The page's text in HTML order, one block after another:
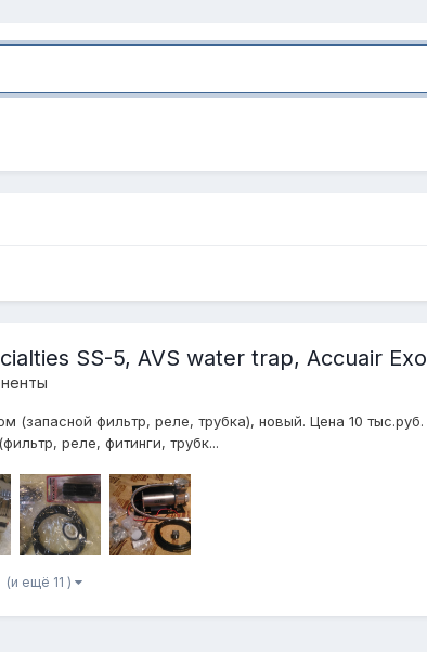
SS-5, AVS water trap, Accuair
(запасной фильтр, реле, трубка), новый. Цена 10
реле, фитинги, трубк...
(и ещё 11 )